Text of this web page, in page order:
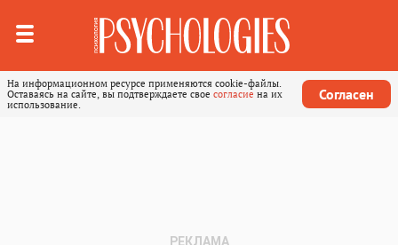
На информационном ресурсе применяются cookie-файлы.
Оставаясь на сайте, вы подтверждаете свое согласие на их
использование.
Согласен